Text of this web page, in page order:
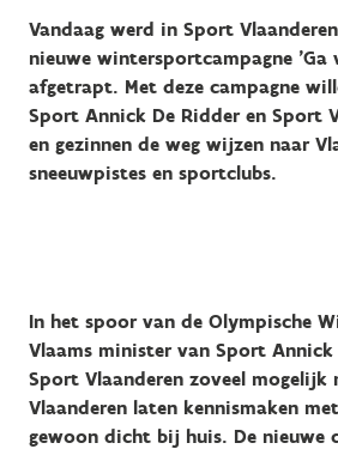
Vandaag werd in Sport
nieuwe wintersportcampagne
afgetrapt. Met deze campagne
Sport Annick De Ridder en Sport
en gezinnen de weg wijzen naar
sneeuwpistes en sportclubs.
In het spoor van de Olympische
Vlaams minister van Sport Annick
Sport Vlaanderen zoveel mogelijk
Vlaanderen laten kennismaken
gewoon dicht bij huis. De nieuwe